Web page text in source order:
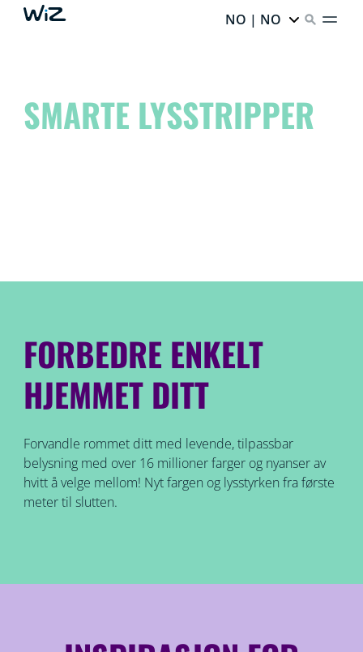
NO | NO
SMARTE LYSSTRIPPER
FORBEDRE ENKELT
HJEMMET DITT
Forvandle rommet ditt med levende, tilpassbar
belysning med over 16 millioner farger og nyanser av
hvitt å velge mellom! Nyt fargen og lysstyrken fra første
meter til slutten.